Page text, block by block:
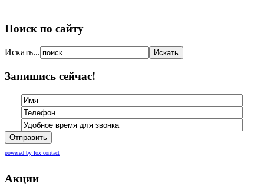
Поиск по сайту
Искать...
Запишись сейчас!
Отправить
powered by fox contact
Акции